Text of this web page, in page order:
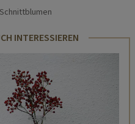
INTERESSIEREN